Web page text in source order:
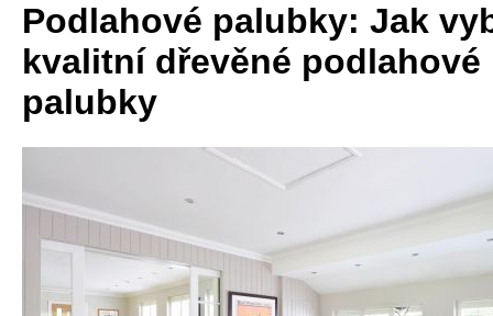
Podlahové palubky: Jak
kvalitní dřevěné podlahové
palubky